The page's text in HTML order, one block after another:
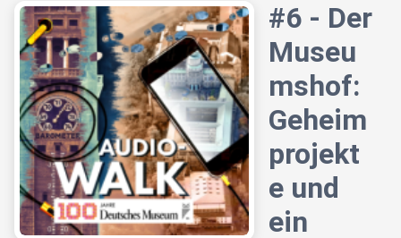
#6 - Der
Museu
mshof:
Geheim
projekt
e und
ein